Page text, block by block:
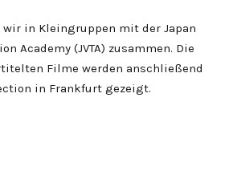
in Kleingruppen mit der Japan
Academy (JVTA) zusammen. Die
Filme werden anschließend
in Frankfurt gezeigt.